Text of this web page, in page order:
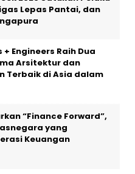
Lepas Pantai, dan
Engineers Raih Dua
Arsitektur dan
Terbaik di Asia dalam
“Finance Forward”,
yang
Keuangan